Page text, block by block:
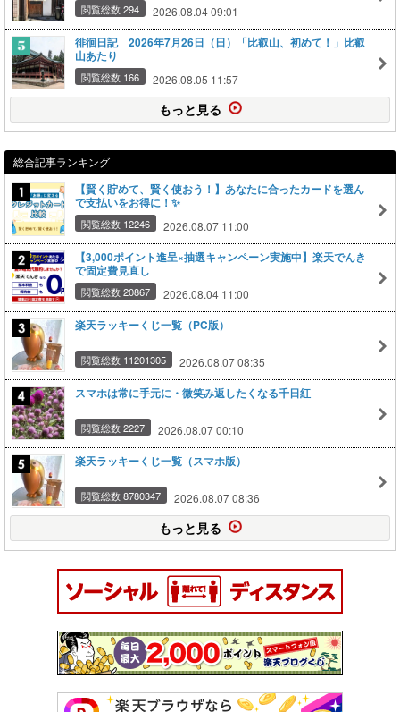
閲覧総数 294 2026.08.04 09:01
徘徊日記 2026年7月26日（日）「比叡山、初めて！」比叡
山あたり
閲覧総数 166 2026.08.05 11:57
もっと見る
総合記事ランキング
【賢く貯めて、賢く使おう！】あなたに合ったカードを選ん
で支払いをお得に！✨
閲覧総数 12246 2026.08.07 11:00
【3,000ポイント進呈×抽選キャンペーン実施中】楽天でんき
で固定費見直し
閲覧総数 20867 2026.08.04 11:00
楽天ラッキーくじ一覧（PC版）
閲覧総数 11201305 2026.08.07 08:35
スマホは常に手元に・微笑み返したくなる千日紅
閲覧総数 2227 2026.08.07 00:10
楽天ラッキーくじ一覧（スマホ版）
閲覧総数 8780347 2026.08.07 08:36
もっと見る